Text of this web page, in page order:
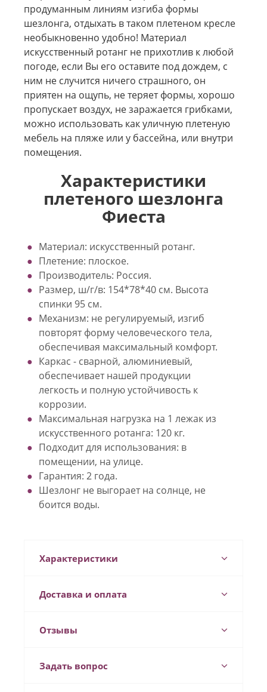
продуманным линиям изгиба формы
шезлонга, отдыхать в таком плетеном кресле
необыкновенно удобно! Материал
искусственный ротанг не прихотлив к любой
погоде, если Вы его оставите под дождем, с
ним не случится ничего страшного, он
приятен на ощупь, не теряет формы, хорошо
пропускает воздух, не заражается грибками,
можно использовать как уличную плетеную
мебель на пляже или у бассейна, или внутри
помещения.
Характеристики
плетеного шезлонга
Фиеста
Материал: искусственный ротанг.
Плетение: плоское.
Производитель: Россия.
Размер, ш/г/в: 154*78*40 см. Высота
спинки 95 см.
Механизм: не регулируемый, изгиб
повторят форму человеческого тела,
обеспечивая максимальный комфорт.
Каркас - сварной, алюминиевый,
обеспечивает нашей продукции
легкость и полную устойчивость к
коррозии.
Максимальная нагрузка на 1 лежак из
искусственного ротанга: 120 кг.
Подходит для использования: в
помещении, на улице.
Гарантия: 2 года.
Шезлонг не выгорает на солнце, не
боится воды.
Характеристики
Доставка и оплата
Отзывы
Задать вопрос